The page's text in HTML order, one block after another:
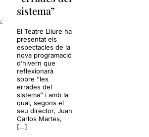
sistema”
El Teatre Lliure ha
presentat els
espectacles de la
nova programació
d’hivern que
reflexionarà
sobre “les
errades del
sistema” i amb la
qual, segons el
seu director, Juan
Carlos Martes,
[…]